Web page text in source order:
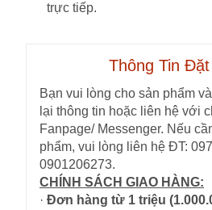
trực tiếp.
Thông Tin
Bạn vui lòng cho sản phẩm
lại thông tin hoặc liên hệ với
Fanpage/ Messenger. Nếu
phẩm, vui lòng liên hệ ĐT:
0901206273.
CHÍNH SÁCH GIAO HÀNG:
· Đơn hàng từ 1 triệu